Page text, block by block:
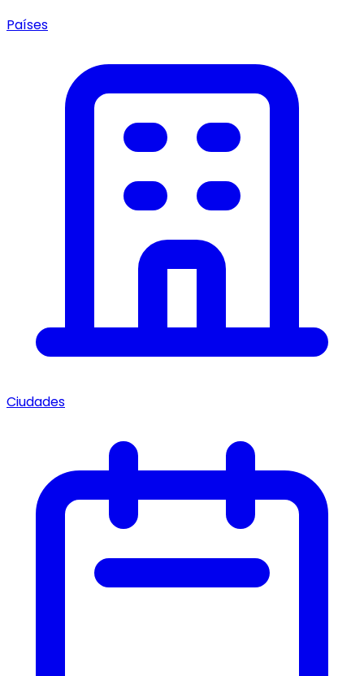
Países
Ciudades